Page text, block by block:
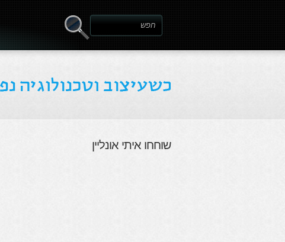
שוחחו איתי אונליין